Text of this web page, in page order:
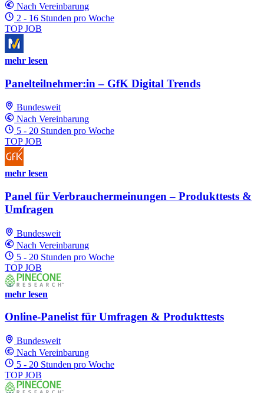
Nach Vereinbarung
2 - 16 Stunden pro Woche
TOP JOB
mehr lesen
Panelteilnehmer:in – GfK Digital Trends
Bundesweit
Nach Vereinbarung
5 - 20 Stunden pro Woche
TOP JOB
mehr lesen
Panel für Verbrauchermeinungen – Produkttests &
Umfragen
Bundesweit
Nach Vereinbarung
5 - 20 Stunden pro Woche
TOP JOB
mehr lesen
Online-Panelist für Umfragen & Produkttests
Bundesweit
Nach Vereinbarung
5 - 20 Stunden pro Woche
TOP JOB